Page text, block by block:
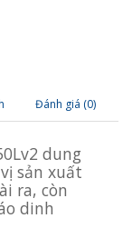
Đánh giá (0)
dung
sản xuất
ra, còn
dinh